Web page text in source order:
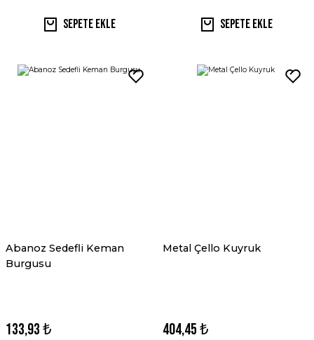
Sepete Ekle Sepete Ekle
Abanoz Sedefli Keman
Burgusu
133,93 ₺
Metal Çello Kuyruk
404,45 ₺